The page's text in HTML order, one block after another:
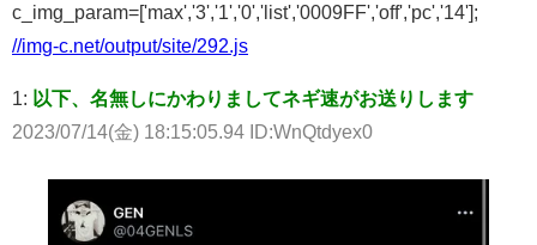
c_img_param=['max','3','1','0','list','0009FF','off','pc','14'];
//img-c.net/output/site/292.js
1: 以下、名無しにかわりましてネギ速がお送りします
2023/07/14(金) 18:15:05.94 ID:WnQtdyex0